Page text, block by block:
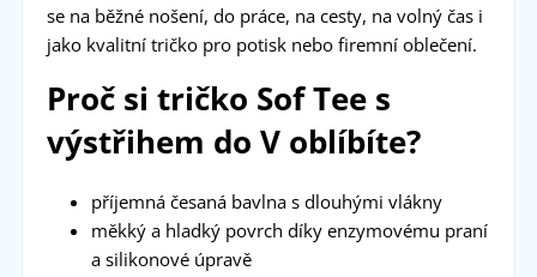
se na běžné nošení, do práce, na cesty, na volný čas i
jako kvalitní tričko pro potisk nebo firemní oblečení.
Proč si tričko Sof Tee s
výstřihem do V oblíbíte?
příjemná česaná bavlna s dlouhými vlákny
měkký a hladký povrch díky enzymovému praní
a silikonové úpravě